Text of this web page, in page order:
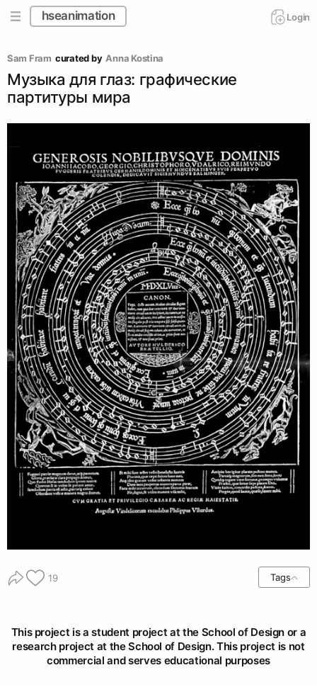
hseanimation Login
Sam Fram curated by Аnna Kostina
Музыка для глаз: графические
партитуры мира
19 Tags
This project is a student project at the School of Design or a
research project at the School of Design. This project is not
commercial and serves educational purposes